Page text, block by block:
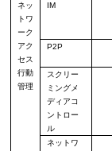
ネッ
トワ
ーク
アク
セス
行動
管理
IM
P2P
スクリー
ミングメ
ディアコ
ントロー
ル
ネットワ